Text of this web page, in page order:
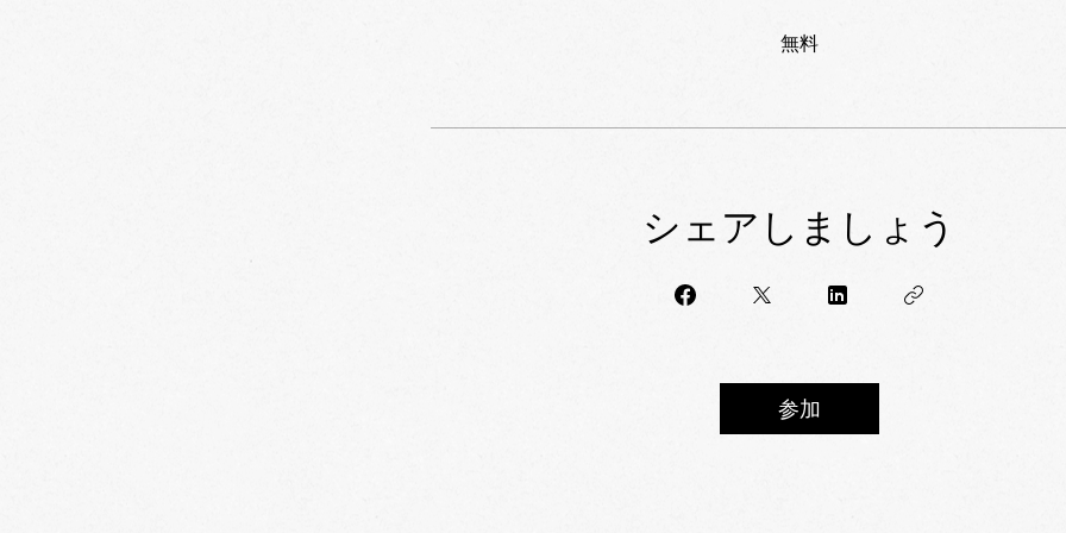
無料
シェアしましょう
参加